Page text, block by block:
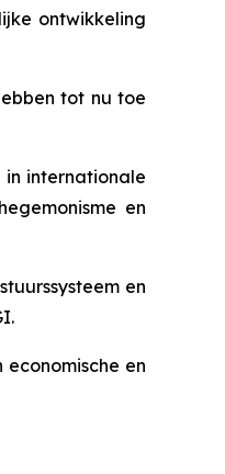
ontwikkeling
tot nu toe
in internationale
en
en
en